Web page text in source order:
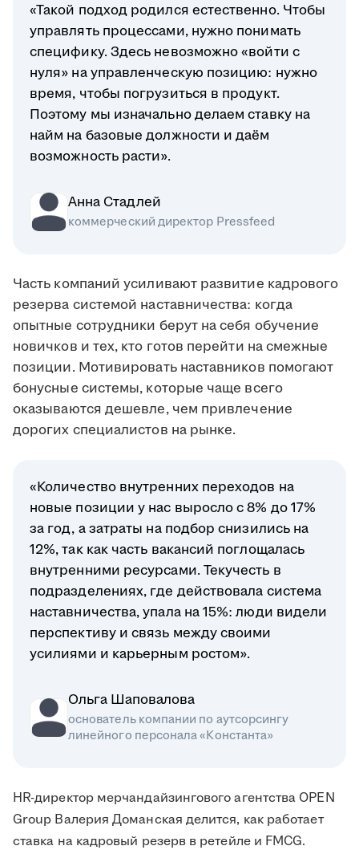
«Такой подход родился естественно. Чтобы
управлять процессами, нужно понимать
специфику. Здесь невозможно «войти с
нуля» на управленческую позицию: нужно
время, чтобы погрузиться в продукт.
Поэтому мы изначально делаем ставку на
найм на базовые должности и даём
возможность расти».
Анна Стадлей
коммерческий директор Pressfeed
Часть компаний усиливают развитие кадрового
резерва системой наставничества: когда
опытные сотрудники берут на себя обучение
новичков и тех, кто готов перейти на смежные
позиции. Мотивировать наставников помогают
бонусные системы, которые чаще всего
оказываются дешевле, чем привлечение
дорогих специалистов на рынке.
«Количество внутренних переходов на
новые позиции у нас выросло с 8% до 17%
за год, а затраты на подбор снизились на
12%, так как часть вакансий поглощалась
внутренними ресурсами. Текучесть в
подразделениях, где действовала система
наставничества, упала на 15%: люди видели
перспективу и связь между своими
усилиями и карьерным ростом».
Ольга Шаповалова
основатель компании по аутсорсингу
линейного персонала «Константа»
HR-директор мерчандайзингового агентства OPEN
Group Валерия Доманская делится, как работает
ставка на кадровый резерв в ретейле и FMCG.